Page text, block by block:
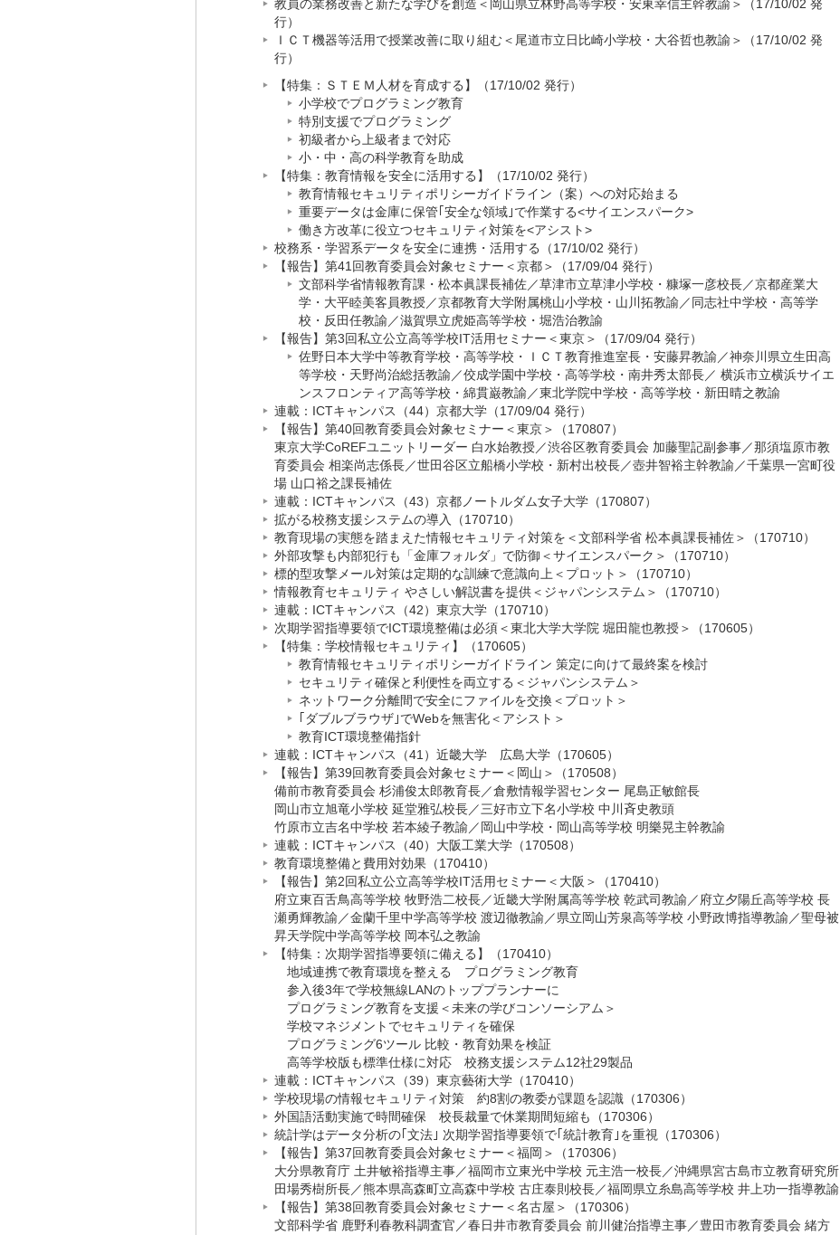
教員の業務改善と新たな学びを創造＜岡山県立林野高等学校・安東幸信主幹教諭＞（17/10/02 発
行）
ＩＣＴ機器等活用で授業改善に取り組む＜尾道市立日比崎小学校・大谷哲也教諭＞（17/10/02 発
行）
【特集：ＳＴＥＭ人材を育成する】（17/10/02 発行）
小学校でプログラミング教育
特別支援でプログラミング
初級者から上級者まで対応
小・中・高の科学教育を助成
【特集：教育情報を安全に活用する】（17/10/02 発行）
教育情報セキュリティポリシーガイドライン（案）への対応始まる
重要データは金庫に保管｢安全な領域｣で作業する<サイエンスパーク>
働き方改革に役立つセキュリティ対策を<アシスト>
校務系・学習系データを安全に連携・活用する（17/10/02 発行）
【報告】第41回教育委員会対象セミナー＜京都＞（17/09/04 発行）
文部科学省情報教育課・松本眞課長補佐 ／草津市立草津小学校・糠塚一彦校長 ／京都産業大
学・大平睦美客員教授 ／京都教育大学附属桃山小学校・山川拓教諭 ／ 同志社中学校・高等学
校・反田任教諭 ／滋賀県立虎姫高等学校・堀浩治教諭
【報告】第3回私立公立高等学校IT活用セミナー＜東京＞（17/09/04 発行）
佐野日本大学中等教育学校・高等学校・ＩＣＴ教育推進室長・安藤昇教諭 ／神奈川県立生田高
等学校・天野尚治総括教諭 ／佼成学園中学校・高等学校・南井秀太部長 ／横浜市立横浜サイエ
ンスフロンティア高等学校・綿貫巌教諭 ／東北学院中学校・高等学校・新田晴之教諭
連載：ICTキャンパス（44）京都大学（17/09/04 発行）
【報告】第40回教育委員会対象セミナー＜東京＞（170807）
東京大学CoREFユニットリーダー 白水始教授／渋谷区教育委員会 加藤聖記副参事／那須塩原市教
育委員会 相楽尚志係長／世田谷区立船橋小学校・新村出校長／壺井智裕主幹教諭／千葉県一宮町役
場 山口裕之課長補佐
連載：ICTキャンパス（43）京都ノートルダム女子大学（170807）
拡がる校務支援システムの導入（170710）
教育現場の実態を踏まえた情報セキュリティ対策を＜文部科学省 松本眞課長補佐＞（170710）
外部攻撃も内部犯行も「金庫フォルダ」で防御＜サイエンスパーク＞（170710）
標的型攻撃メール対策は定期的な訓練で意識向上＜プロット＞（170710）
情報教育セキュリティ やさしい解説書を提供＜ジャパンシステム＞（170710）
連載：ICTキャンパス（42）東京大学（170710）
次期学習指導要領でICT環境整備は必須＜東北大学大学院 堀田龍也教授＞（170605）
【特集：学校情報セキュリティ】（170605）
教育情報セキュリティポリシーガイドライン 策定に向けて最終案を検討
セキュリティ確保と利便性を両立する＜ジャパンシステム＞
ネットワーク分離間で安全にファイルを交換＜プロット＞
｢ダブルブラウザ｣でWebを無害化＜アシスト＞
教育ICT環境整備指針
連載：ICTキャンパス（41）近畿大学 広島大学（170605）
【報告】第39回教育委員会対象セミナー＜岡山＞（170508）
備前市教育委員会 杉浦俊太郎教育長／倉敷情報学習センター 尾島正敏館長
岡山市立旭竜小学校 延堂雅弘校長／ 三好市立下名小学校 中川斉史教頭
竹原市立吉名中学校 若本綾子教諭／ 岡山中学校・岡山高等学校 明樂晃主幹教諭
連載：ICTキャンパス（40）大阪工業大学（170508）
教育環境整備と費用対効果（170410）
【報告】第2回私立公立高等学校IT活用セミナー＜大阪＞（170410）
府立東百舌鳥高等学校 牧野浩二校長／近畿大学附属高等学校 乾武司教諭／ 府立夕陽丘高等学校 長
瀬勇輝教諭／金蘭千里中学高等学校 渡辺徹教諭／ 県立岡山芳泉高等学校 小野政博指導教諭／聖母被
昇天学院中学高等学校 岡本弘之教諭
【特集：次期学習指導要領に備える】（170410）
地域連携で教育環境を整える プログラミング教育
参入後3年で学校無線LANのトッププランナーに
プログラミング教育を支援＜未来の学びコンソーシアム＞
学校マネジメントでセキュリティを確保
プログラミング6ツール 比較・教育効果を検証
高等学校版も標準仕様に対応 校務支援システム12社29製品
連載：ICTキャンパス（39）東京藝術大学（170410）
学校現場の情報セキュリティ対策 約8割の教委が課題を認識（170306）
外国語活動実施で時間確保 校長裁量で休業期間短縮も（170306）
統計学はデータ分析の｢文法｣ 次期学習指導要領で｢統計教育｣を重視（170306）
【報告】第37回教育委員会対象セミナー＜福岡＞（170306）
大分県教育庁 土井敏裕指導主事／福岡市立東光中学校 元主浩一校長／沖縄県宮古島市立教育研究所
田場秀樹所長／熊本県高森町立高森中学校 古庄泰則校長／福岡県立糸島高等学校 井上功一指導教諭
【報告】第38回教育委員会対象セミナー＜名古屋＞（170306）
文部科学省 鹿野利春教科調査官 ／春日井市教育委員会 前川健治指導主事／ 豊田市教育委員会 緒方